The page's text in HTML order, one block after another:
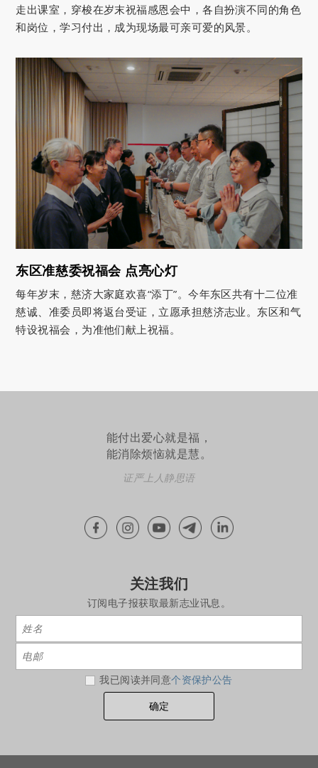
走出课室，穿梭在岁末祝福感恩会中，各自扮演不同的角色
和岗位，学习付出，成为现场最可亲可爱的风景。
东区准慈委祝福会 点亮心灯
每年岁末，慈济大家庭欢喜“添丁”。今年东区共有十二位准
慈诚、准委员即将返台受证，立愿承担慈济志业。东区和气
特设祝福会，为准他们献上祝福。
能付出爱心就是福，
能消除烦恼就是慧。
证严上人静思语
关注我们
订阅电子报获取最新志业讯息。
我已阅读并同意个资保护公告